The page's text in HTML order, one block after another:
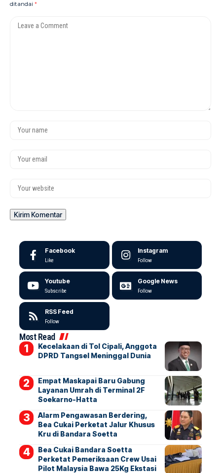
ditandai *
Facebook
Like
Instagram
Follow
Youtube
Subscribe
Google News
Follow
RSS Feed
Follow
Most Read
Kecelakaan di Tol Cipali, Anggota
DPRD Tangsel Meninggal Dunia
Empat Maskapai Baru Gabung
Layanan Umrah di Terminal 2F
Soekarno-Hatta
Alarm Pengawasan Berdering,
Bea Cukai Perketat Jalur Khusus
Kru di Bandara Soetta
Bea Cukai Bandara Soetta
Perketat Pemeriksaan Crew Usai
Pilot Malaysia Bawa 25Kg Ekstasi